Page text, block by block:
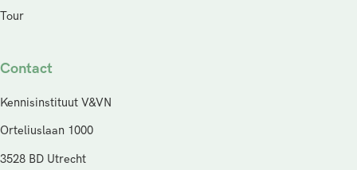
Tour
Contact
Kennisinstituut V&VN
Orteliuslaan 1000
3528 BD Utrecht